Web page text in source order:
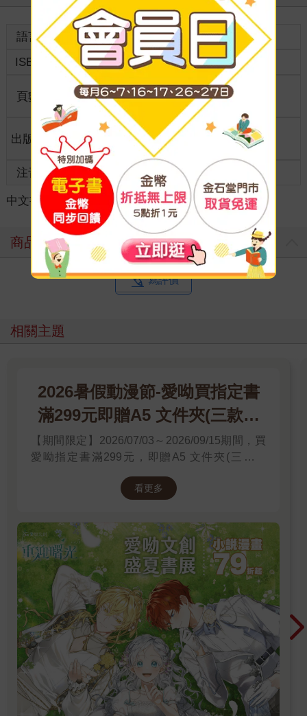
語言 中文繁體 裝訂
紙本平裝
ISBN
4712568607428 分級 普通級
頁數
商品規
0*0*0
出版地 台灣
適讀年
齡
全齡適讀
注音 級別
中文書 漫畫 日系奇幻科幻 ＞ 奇幻/穿越
商品評價
寫評價
相關主題
2026暑假動漫節-愛呦買指定書
滿299元即贈A5 文件夾(三款隨
機)
【期間限定】2026/07/03～2026/09/15期間，買
愛呦指定書滿299元，即贈A5 文件夾(三款隨
看更多